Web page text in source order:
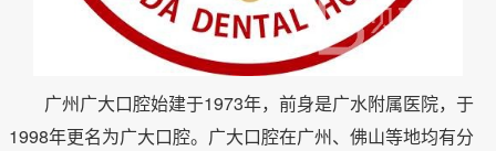
广州广大口腔始建于1973年，前身是广水附属医院，于
1998年更名为广大口腔。广大口腔在广州、佛山等地均有分